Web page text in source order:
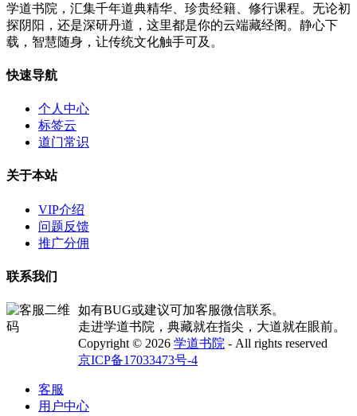
学道书院，汇集千年道典精华、珍贵经籍、修行课程。无论初
探阴阳，还是深研丹道，这里都是你的云端藏经阁。静心下
载，智慧随身，让传统文化触手可及。
快速导航
个人中心
标签云
道门常识
关于本站
VIP介绍
问题反馈
推广分佣
联系我们
如有BUG或建议可加客服微信联系。
走进学道书院，典藏就在指尖，大道就在眼前。
Copyright © 2026 学道书院 - All rights reserved
京ICP备17033473号-4
客服
用户中心